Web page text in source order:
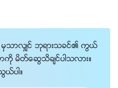
မွသာလွ်င္ ဘုရားသခင္၏ ကြယ္
မိတ္ေဆြသိခ်င္ပါသလား။
ယ္ပါ။